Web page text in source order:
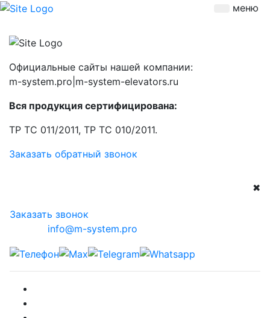
меню
Официальные сайты нашей компании:
m-system.pro|m-system-elevators.ru
Вся продукция сертифицирована:
ТР ТС 011/2011, ТР ТС 010/2011.
Заказать обратный звонок
✖
Заказать звонок
info@m-system.pro